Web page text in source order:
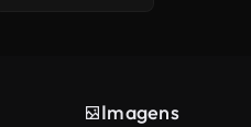
Imagens